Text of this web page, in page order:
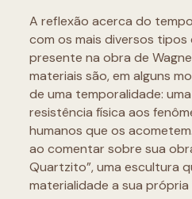
A reflexão acerca do
com os mais diversos tipos
presente na obra de
materiais são, em alguns
de uma temporalidade:
resistência física aos
humanos que os
ao comentar sobre sua
Quartzito”, uma escultura
materialidade a sua